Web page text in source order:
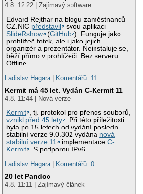
4.8. 12:22 | Zajímavý software
Edvard Rejthar na blogu zaměstnanců
CZ.NIC představil
svou aplikaci
SlideRshow
(GitHub ). Funguje jako
prohlížeč fotek, ale i jako jejich
organizér a prezentátor. Neinstaluje se,
běží přímo v prohlížeči. Bez serveru.
Offline.
Ladislav Hagara | Komentářů: 11
Kermit má 45 let. Vydán C-Kermit 11
4.8. 11:44 | Nová verze
Kermit , tj. protokol pro přenos souborů,
vznikl před 45 lety . Při této příležitosti
byla po 15 letech od vydání poslední
stabilní verze 9.0.302 vydána nová
stabilní verze 11
implementaceC-
Kermit . S podporou IPv6.
Ladislav Hagara | Komentářů: 0
20 let Pandoc
4.8. 11:11 | Zajímavý článek